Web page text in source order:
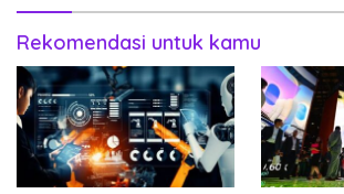
Rekomendasi untuk kamu